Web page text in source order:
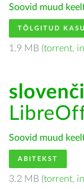
Soovid muud
TÕLGITUD
1.9 MB (torrent,
Soovid muud
ABITEKST
3.2 MB (torrent,